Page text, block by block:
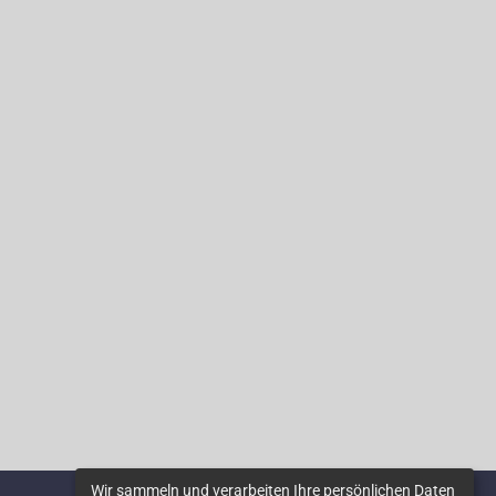
Wir sammeln und verarbeiten Ihre persönlichen Daten